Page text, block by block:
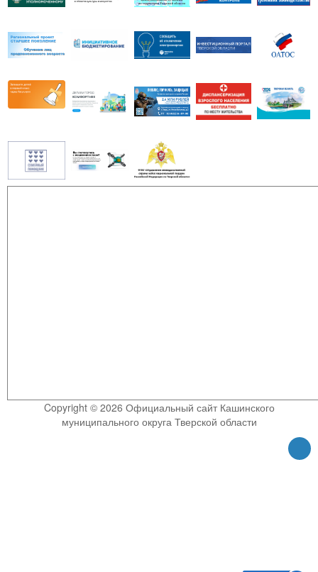
Copyright © 2026 Официальный сайт Кашинского
муниципального округа Тверской области